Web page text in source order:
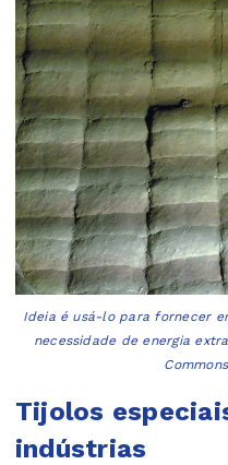
Ideia é usá-lo para fornecer
necessidade de energia
Tijolos
indústrias